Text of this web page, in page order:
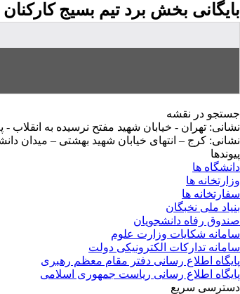
بایگانی بخش برد تیم بسیج
جستجو در نقشه
نشانی: تهران - خیابان شهید مفتح نرسیده به انقلاب -
نشانی: کرج – انتهای خیابان شهید بهشتی – میدان
پیوندها
دانشگاه ها
وزارتخانه ها
سفارتخانه ها
بنیاد ملی نخبگان
صندوق رفاه دانشجویان
سامانه شکایات وزارت علوم
سامانه تدارکات الکترونیکی دولت
پایگاه اطلاع رسانی دفتر مقام معظم رهبری
پایگاه اطلاع رسانی ریاست جمهوری اسلامی
دسترسی سریع